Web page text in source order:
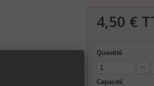
4,50 €
Quantité
Capacité